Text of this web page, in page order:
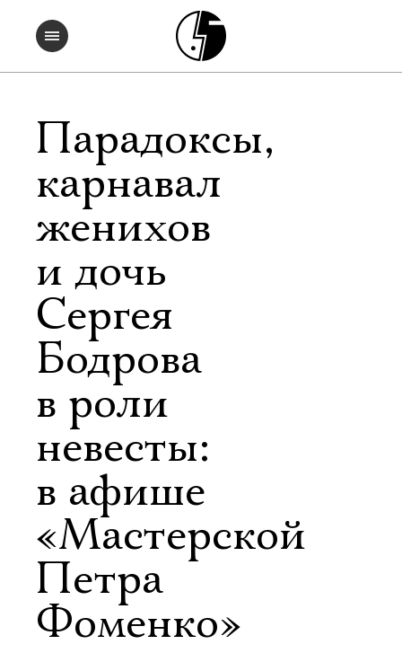
Парадоксы,
карнавал
женихов
и дочь
Сергея
Бодрова
в роли
невесты:
в афише
«Мастерской
Петра
Фоменко»